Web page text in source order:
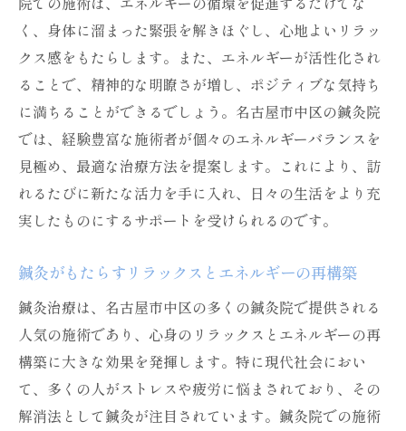
く、身体に溜まった緊張を解きほぐし、心地よいリラッ
クス感をもたらします。また、エネルギーが活性化され
ることで、精神的な明瞭さが増し、ポジティブな気持ち
に満ちることができるでしょう。名古屋市中区の鍼灸院
では、経験豊富な施術者が個々のエネルギーバランスを
見極め、最適な治療方法を提案します。これにより、訪
れるたびに新たな活力を手に入れ、日々の生活をより充
実したものにするサポートを受けられるのです。
鍼灸がもたらすリラックスとエネルギーの再構築
鍼灸治療は、名古屋市中区の多くの鍼灸院で提供される
人気の施術であり、心身のリラックスとエネルギーの再
構築に大きな効果を発揮します。特に現代社会におい
て、多くの人がストレスや疲労に悩まされており、その
解消法として鍼灸が注目されています。鍼灸院での施術